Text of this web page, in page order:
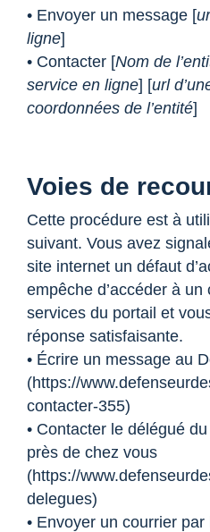
• Envoyer un message [
ligne]
• Contacter [Nom de
service en ligne] [url
coordonnées de l’entité]
Voies de
Cette procédure est à
suivant. Vous avez
site internet un défaut
empêche d’accéder à
services du portail et
réponse satisfaisante.
• Écrire un message au
(https://
contacter-355)
• Contacter le délégué
près de chez vous
(https://
delegues)
• Envoyer un courrier